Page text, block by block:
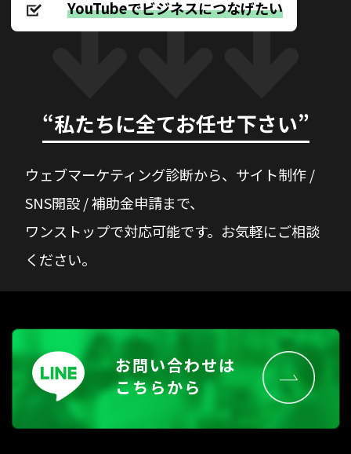
YouTubeでビジネスにつなげたい
“私たちに全てお任せ下さい”
ウェブマーケティング診断から、サイト制作 /
SNS開設 / 補助金申請まで、
ワンストップで対応可能です。お気軽にご相談
ください。
お問い合わせは
こちらから